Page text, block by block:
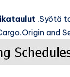
.Syötä
and